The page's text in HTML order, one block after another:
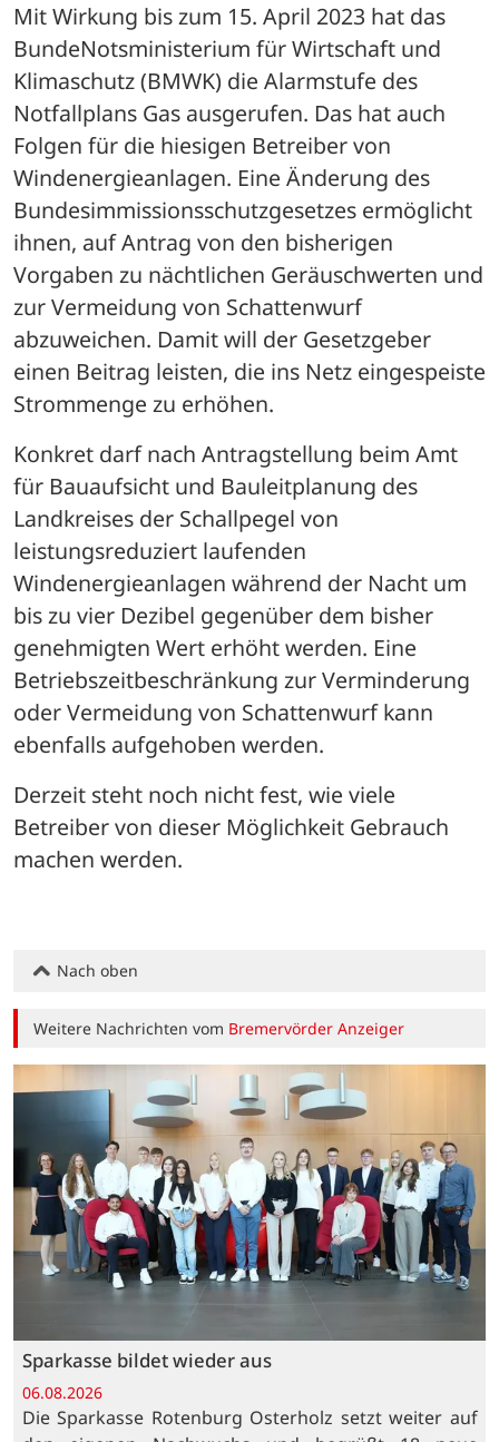
Mit Wirkung bis zum 15. April 2023 hat das
BundeNotsministerium für Wirtschaft und
Klimaschutz (BMWK) die Alarmstufe des
Notfallplans Gas ausgerufen. Das hat auch
Folgen für die hiesigen Betreiber von
Windenergieanlagen. Eine Änderung des
Bundesimmissionsschutzgesetzes ermöglicht
ihnen, auf Antrag von den bisherigen
Vorgaben zu nächtlichen Geräuschwerten und
zur Vermeidung von Schattenwurf
abzuweichen. Damit will der Gesetzgeber
einen Beitrag leisten, die ins Netz eingespeiste
Strommenge zu erhöhen.
Konkret darf nach Antragstellung beim Amt
für Bauaufsicht und Bauleitplanung des
Landkreises der Schallpegel von
leistungsreduziert laufenden
Windenergieanlagen während der Nacht um
bis zu vier Dezibel gegenüber dem bisher
genehmigten Wert erhöht werden. Eine
Betriebszeitbeschränkung zur Verminderung
oder Vermeidung von Schattenwurf kann
ebenfalls aufgehoben werden.
Derzeit steht noch nicht fest, wie viele
Betreiber von dieser Möglichkeit Gebrauch
machen werden.
Nach oben
Weitere Nachrichten vom Bremervörder Anzeiger
Sparkasse bildet wieder aus
06.08.2026
Die Sparkasse Rotenburg Osterholz setzt weiter auf